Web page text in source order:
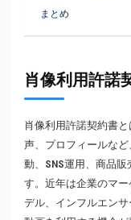
まとめ
肖像利用許諾
肖像利用許諾契約書
声、プロフィールな
動、SNS運用、商品
す。近年は企業のマ
デル、インフルエン